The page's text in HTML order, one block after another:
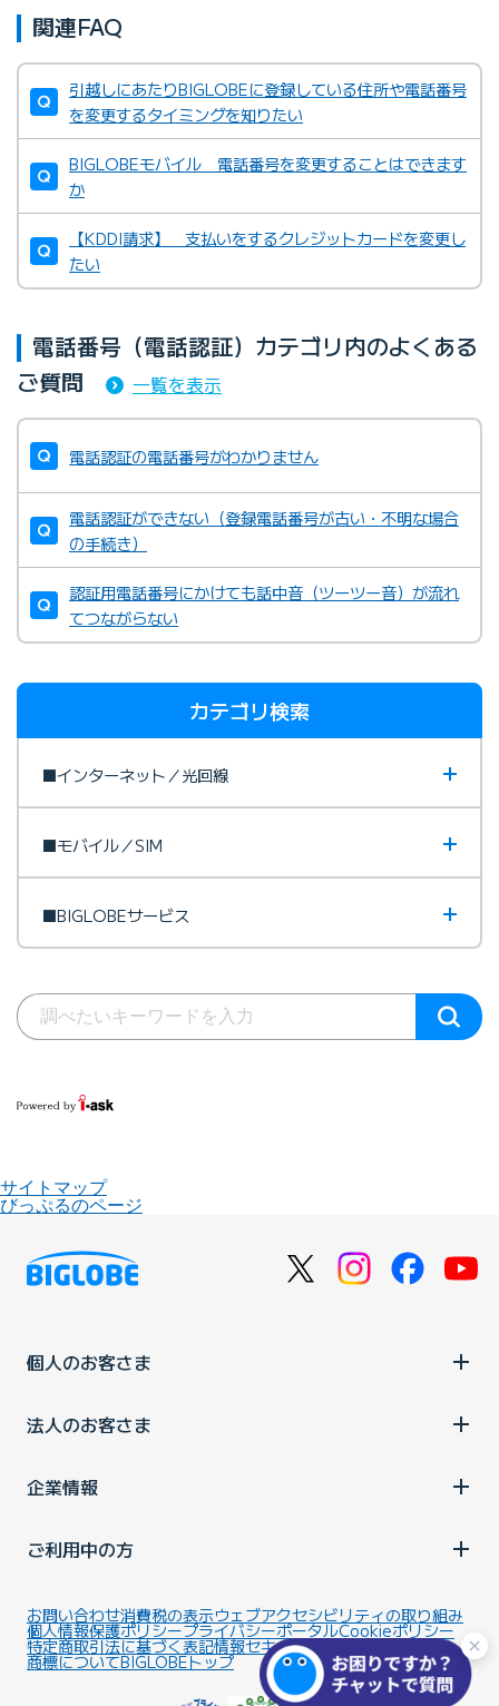
関連FAQ
引越しにあたりBIGLOBEに登録している住所や電話番号
を変更するタイミングを知りたい
BIGLOBEモバイル 電話番号を変更することはできます
か
【KDDI請求】 支払いをするクレジットカードを変更し
たい
電話番号（電話認証）カテゴリ内のよくある
ご質問
一覧を表示
電話認証の電話番号がわかりません
電話認証ができない（登録電話番号が古い・不明な場合
の手続き）
認証用電話番号にかけても話中音（ツーツー音）が流れ
てつながらない
カテゴリ検索
■インターネット／光回線
■モバイル／SIM
■BIGLOBEサービス
サイトマップ
びっぷるのページ
個人のお客さま
法人のお客さま
企業情報
ご利用中の方
お問い合わせ消費税の表示ウェブアクセシビリティの取り組み
個人情報保護ポリシープライバシーポータルCookieポリシー
特定商取引法に基づく表記情報セキュリティ基本方針
商標についてBIGLOBEトップ